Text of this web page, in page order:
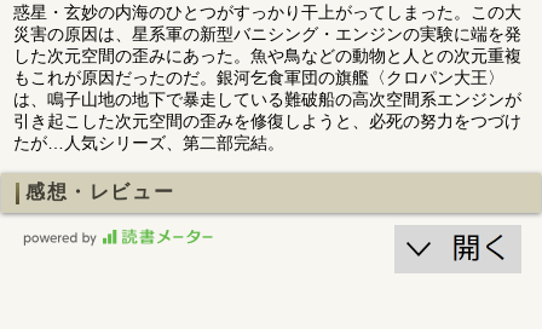
惑星・玄妙の内海のひとつがすっかり干上がってしまった。この大
災害の原因は、星系軍の新型バニシング・エンジンの実験に端を発
した次元空間の歪みにあった。魚や鳥などの動物と人との次元重複
もこれが原因だったのだ。銀河乞食軍団の旗艦〈クロパン大王〉
は、鳴子山地の地下で暴走している難破船の高次空間系エンジンが
引き起こした次元空間の歪みを修復しようと、必死の努力をつづけ
たが…人気シリーズ、第二部完結。
感想・レビュー